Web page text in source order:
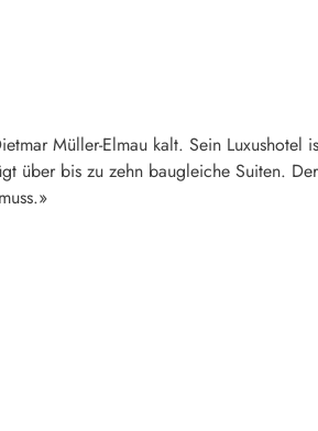
Müller-Elmau kalt. Sein Luxushotel
über bis zu zehn baugleiche Suiten.